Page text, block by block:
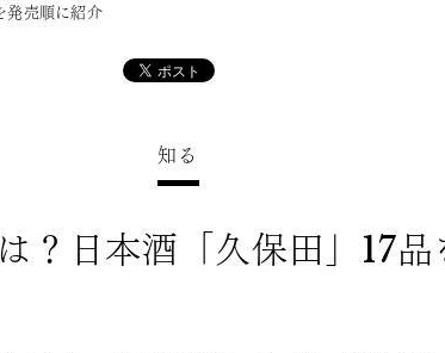
発売順に紹介
知る
？日本酒「久保田」17